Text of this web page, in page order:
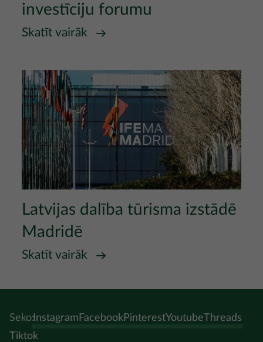
investīciju forumu
Skatīt vairāk
Attēls
Latvijas dalība tūrisma izstādē
Madridē
Skatīt vairāk
Seko:Instagram FacebookPinterestYoutubeThreads
Tiktok